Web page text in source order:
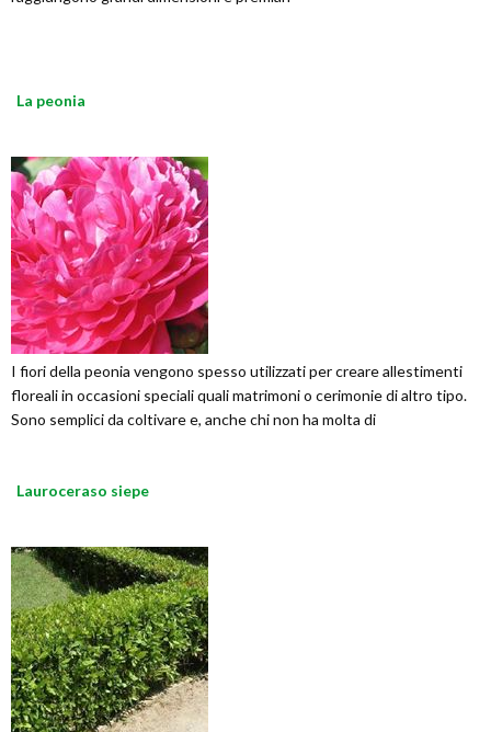
La peonia
I fiori della peonia vengono spesso utilizzati per creare allestimenti
floreali in occasioni speciali quali matrimoni o cerimonie di altro tipo.
Sono semplici da coltivare e, anche chi non ha molta di
Lauroceraso siepe